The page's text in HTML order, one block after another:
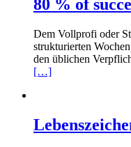
80 % of
Dem Vollprofi oder
strukturierten
den üblichen
[…]